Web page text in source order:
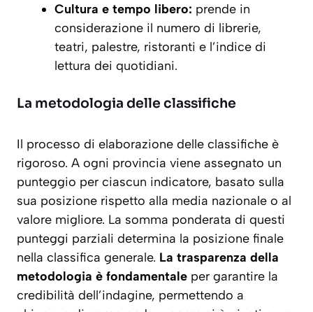
Cultura e tempo libero: prende in
considerazione il numero di librerie,
teatri, palestre, ristoranti e l’indice di
lettura dei quotidiani.
La metodologia delle classifiche
Il processo di elaborazione delle classifiche è
rigoroso. A ogni provincia viene assegnato un
punteggio per ciascun indicatore, basato sulla
sua posizione rispetto alla media nazionale o al
valore migliore. La somma ponderata di questi
punteggi parziali determina la posizione finale
nella classifica generale. La trasparenza della
metodologia è fondamentale per garantire la
credibilità dell’indagine, permettendo a